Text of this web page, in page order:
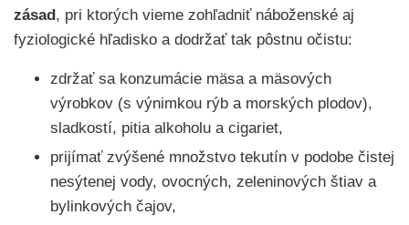
zásad, pri ktorých vieme zohľadniť náboženské aj
fyziologické hľadisko a dodržať tak pôstnu očistu:
zdržať sa konzumácie mäsa a mäsových
výrobkov (s výnimkou rýb a morských plodov),
sladkostí, pitia alkoholu a cigariet,
prijímať zvýšené množstvo tekutín v podobe čistej
nesýtenej vody, ovocných, zeleninových štiav a
bylinkových čajov,